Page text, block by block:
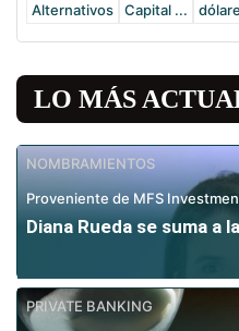
Alternativos
Capital ...
LO MÁS
NOMBRAMIENTOS
Proveniente de MFS
Diana Rueda se suma a
PRIVATE BANKING